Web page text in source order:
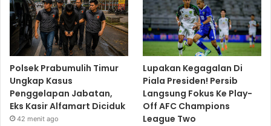
Polsek Prabumulih Timur
Ungkap Kasus
Penggelapan Jabatan,
Eks Kasir Alfamart Diciduk
42 menit ago
Lupakan Kegagalan Di
Piala Presiden! Persib
Langsung Fokus Ke Play-
Off AFC Champions
League Two